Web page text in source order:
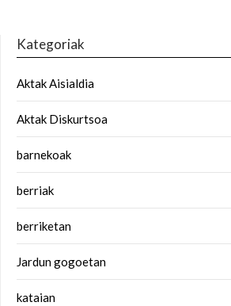
Kategoriak
Aktak Aisialdia
Aktak Diskurtsoa
barnekoak
berriak
berriketan
Jardun gogoetan
kataian